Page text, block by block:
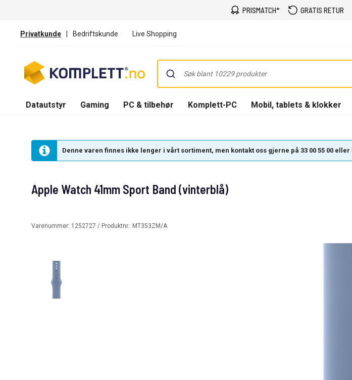
PRISMATCH* GRATIS RETUR
Privatkunde | Bedriftskunde Live Shopping
Datautstyr Gaming PC & tilbehør Komplett-PC Mobil, tablets & klokker
Denne varen finnes ikke lenger i vårt sortiment, men kontakt oss gjerne på 33 00 55 00 eller
Apple Watch 41mm Sport Band (vinterblå)
Varenummer: 1252727 / Produktnr.: MT353ZM/A